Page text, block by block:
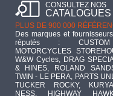
CONSULTEZ NOS
CATALOGUES
PLUS DE 900 000
Des marques et
réputés : CUSTOM
MOTORCYCLES
W&W Cycles, DRAG
& HINES, ROLAND
TWIN - LE PERA, PARTS
TUCKER ROCKY,
NESS, HIGHWAY